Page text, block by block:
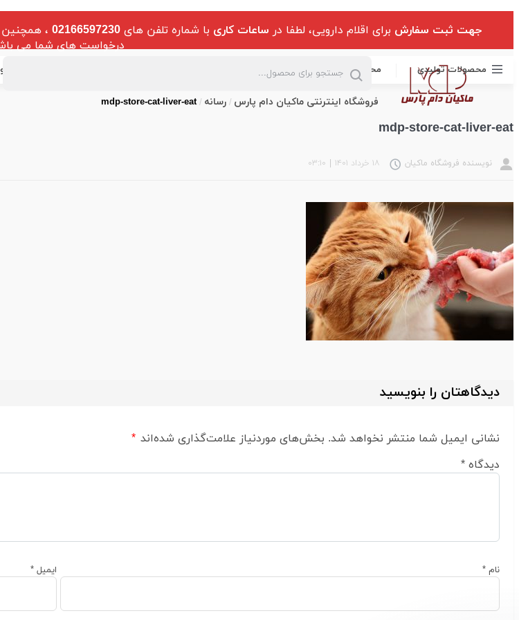
جهت ثبت سفارش برای اقلام دارویی، لطفا در ساعات کاری با شماره تلفن های 02166597230 ، همچنین
درخواست های شما می
محصولات تولیدی محصولات وارداتی مخصوص طیور مخصوص
فروشگاه اینترنتی ماکیان دام پارس رسانه mdp-store-cat-liver-eat
mdp-store-cat-liver-eat
نویسنده فروشگاه ماکیان ۱۸ خرداد ۱۴۰۱ ۰۳:۱۰
دیدگاهتان را بنویسید
نشانی ایمیل شما منتشر نخواهد شد. بخش‌های موردنیاز علامت‌گذاری شده‌اند *
دیدگاه *
نام * ایمیل *